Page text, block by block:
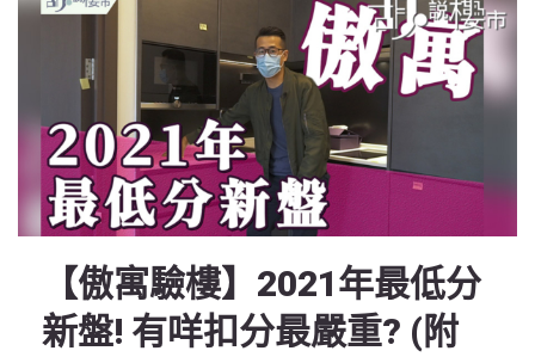
【傲寓驗樓】2021年最低分
新盤! 有咩扣分最嚴重? (附